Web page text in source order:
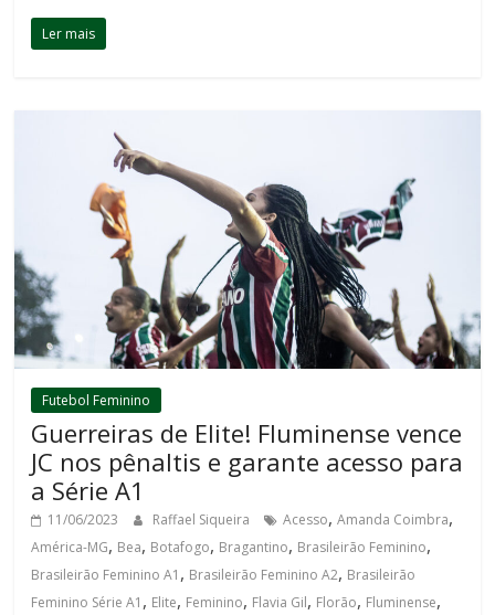
Ler mais
Futebol Feminino
Guerreiras de Elite! Fluminense vence
JC nos pênaltis e garante acesso para
a Série A1
11/06/2023 Raffael Siqueira Acesso,Amanda Coimbra,
América-MG, Bea, Botafogo, Bragantino, Brasileirão Feminino,
Brasileirão Feminino A1 , Brasileirão Feminino A2, Brasileirão
Feminino Série A1 , Elite, Feminino, Flavia Gil, Florão, Fluminense,